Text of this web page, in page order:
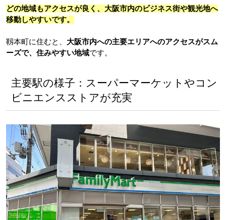
どの地域もアクセスが良く、大阪市内のビジネス街や観光地へ
移動しやすいです。
靱本町に住むと、 大阪市内への主要エリアへのアクセスがスム
ーズで、住みやすい地域です。
主要駅の様子：スーパーマーケットやコン
ビニエンスストアが充実